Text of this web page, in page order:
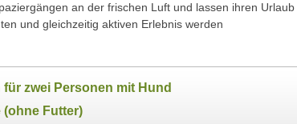
an der frischen Luft und lassen ihren Urlaub
und gleichzeitig aktiven Erlebnis werden
zwei Personen mit Hund
(ohne Futter)